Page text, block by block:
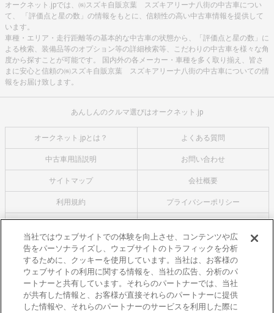
オークネット.jpでは、㈱スズキ自販京葉 スズキアリーナ八街の中古車につい
て、 「評価点と星の数」の情報をもとに、信頼性の高い中古車情報を提供して
います。
車種・エリア・走行距離等の基本的な中古車の状態から、「評価点と星の数」に
よる検索、装備品等のオプション等の詳細検索等、こだわりの中古車を様々な角
度から探すことが可能です。 国内外の各メーカー・車種を多く取り揃え、皆さ
まに安心と信頼の㈱スズキ自販京葉 スズキアリーナ八街の中古車についての情
報をお届け致します。
あんしんのクルマ選びはオークネット.jp
オークネット.jpとは？ よくある質問
中古車用語説明 お問い合わせ
サイトマップ 会社概要
利用規約 プライバシーポリシー
オークネットのその他のサービス
バイク関連サービス
中古バイクを探すならバイクの窓口
レンタルバイクに乗るならモトオークレンタルバイク
当社ではウェブサイトでの体験を向上させ、コンテンツや広
告をパーソナライズし、ウェブサイトのトラフィックを分析
するために、クッキーを使用しています。当社は、お客様の
ウェブサイトの利用に関する情報を、当社の広告、分析のパ
ートナーと共有しています。それらのパートナーでは、当社
が共有した情報と、お客様が直接それらのパートナーに提供
した情報や、それらのパートナーのサービスを利用した際に